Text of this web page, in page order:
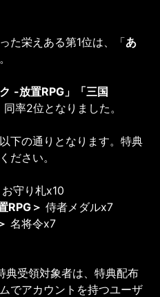
た栄えある第1位は、「あ
-放置RPG」「三国
率2位となりました。
下の通りとなります。特典
ださい。
お守り札x10
RPG＞ 侍者メダルx7
名将令x7
典受領対象者は、特典配布
でアカウントを持つユーザ